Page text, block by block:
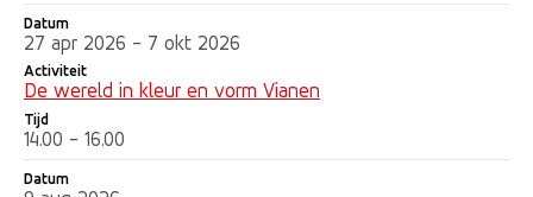
Datum Activiteit Tijd
Datum
27 apr 2026 - 7 okt 2026
Activiteit
De wereld in kleur en vorm Vianen
Tijd
14.00 - 16.00
Datum